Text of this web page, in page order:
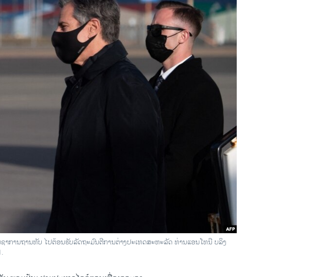
ການຖານທັບ ໄປຕ້ອນຮັບລັດຖະມົນຕີການຕ່າງປະເທດສະຫະລັດ ທ່ານແອນໂທນີ ບລິງ